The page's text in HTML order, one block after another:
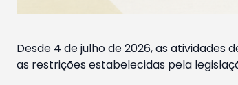
Desde 4 de julho de 2026, as
as restrições estabelecidas pela